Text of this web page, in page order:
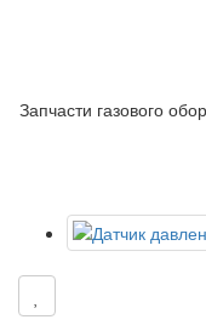
Запчасти газового